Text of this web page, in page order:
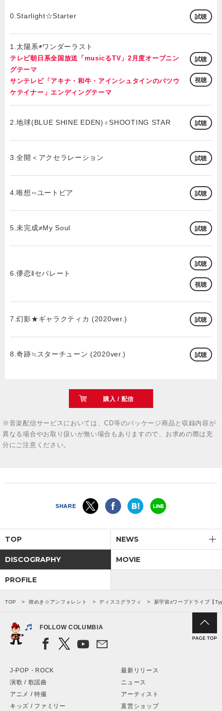
0.Starlight☆Starter 試聴
1.太陽系◉ワンダーラスト
テレビ朝日系全国放送「musicるTV」2月度オープニン
グテーマ
サンテレビ「アキナ・和牛・アインシュタインのバツウ
ケテイナー」エンディングテーマ
試聴
視聴
2.地球(BLUE SHINE EDEN)♁SHOOTING STAR 試聴
3.全開＜アクセラレーション 試聴
4.唯想∽ユートピア 試聴
5.未完成≠My Soul 試聴
6.儚恋‖セパレート
試聴
視聴
7.幻影★ギャラクティカ (2020ver.) 試聴
8.奇跡≒スターチューン (2020ver.) 試聴
購入 / 配信
※音楽配信サービスにおいては、CD等のパッケージ商品と収録内容が
異なる場合やお取り扱いが無い場合もありますので、お求めの際は充
分にご注意ください。
SHARE
TOP NEWS
DISCOGRAPHY MOVIE
PROFILE
TOP 煌めき☆アンフォレント ディスコグラフィ 新宇宙±ワープドライブ【
FOLLOW COLUMBIA
J-POP・ROCK
演歌 / 歌謡曲
アニメ / 特撮
キッズ / ファミリー
最新リリース
ニュース
アーティスト
直営ショップ